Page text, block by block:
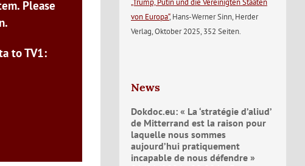
Please
to TV1:
von Europa“, Hans-Werner Sinn, Herder
Verlag, Oktober 2025, 352 Seiten.
News
Dokdoc.eu: « La ‘stratégie d’aliud’
de Mitterrand est la raison pour
laquelle nous sommes
aujourd’hui pratiquement
incapable de nous défendre »